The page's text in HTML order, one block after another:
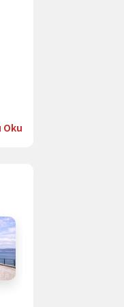
Oku